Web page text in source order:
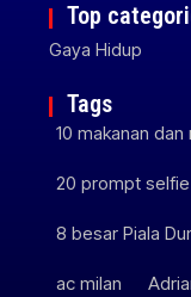
Top
Gaya Hidup
Tags
10 makanan dan
20 prompt
8 besar Piala
ac milan